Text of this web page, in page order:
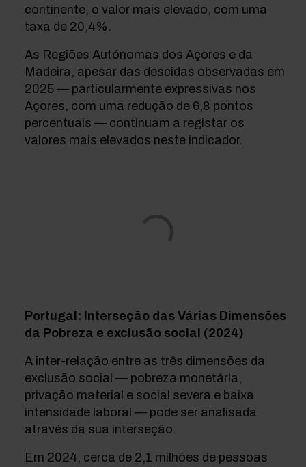
continente, o valor mais elevado, com uma
taxa de 20,4%.
As Regiões Autónomas dos Açores e da
Madeira, apesar das descidas observadas em
2025 — particularmente expressivas nos
Açores, com uma redução de 6,8 pontos
percentuais — continuam a registar os
valores mais elevados neste indicador.
Portugal: Interseção das Várias Dimensões
da Pobreza e exclusão social (2024)
A inter-relação entre as três dimensões da
exclusão social — pobreza monetária,
privação material e social severa e baixa
intensidade laboral — pode ser analisada
através da sua interseção.
Em 2024, cerca de 2,1 milhões de pessoas